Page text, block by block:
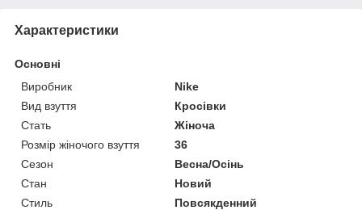
Характеристики
Основні
Виробник
Nike
Вид взуття
Кросівки
Стать
Жіноча
Розмір жіночого взуття
36
Сезон
Весна/Осінь
Стан
Новий
Стиль
Повсякденний